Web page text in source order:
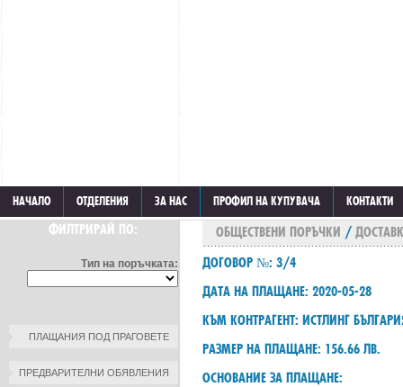
НАЧАЛО ОТДЕЛЕНИЯ ЗА НАС ПРОФИЛ НА КУПУВАЧА КОНТАКТИ
ФИЛТРИРАЙ ПО:
Тип на поръчката:
ПЛАЩАНИЯ ПОД ПРАГОВЕТЕ
ПРЕДВАРИТЕЛНИ ОБЯВЛЕНИЯ
ОБЩЕСТВЕНИ ПОРЪЧКИ /
ДОГОВОР №: 3/4
ДАТА НА ПЛАЩАНЕ: 2020-05-28
КЪМ КОНТРАГЕНТ: ИСТЛИНГ
РАЗМЕР НА ПЛАЩАНЕ: 156.66 ЛВ.
ОСНОВАНИЕ ЗА ПЛАЩАНЕ: